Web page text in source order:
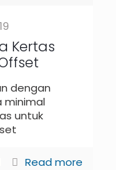
Kertas
dengan
minimal
untuk
Read more